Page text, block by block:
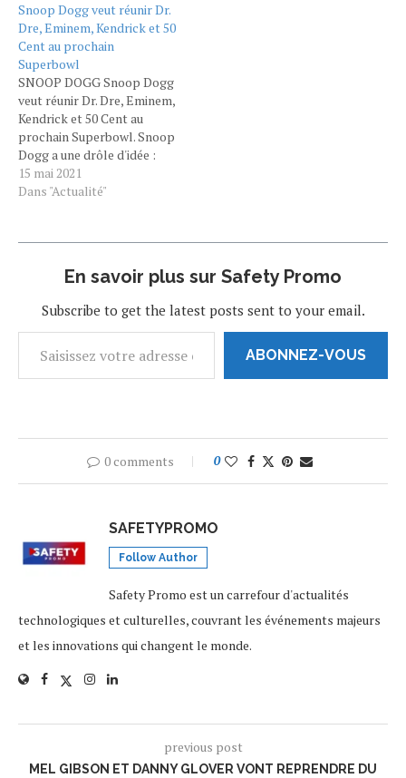
Snoop Dogg veut réunir Dr.
Dre, Eminem, Kendrick et 50
Cent au prochain
Superbowl
SNOOP DOGG Snoop Dogg
veut réunir Dr. Dre, Eminem,
Kendrick et 50 Cent au
prochain Superbowl. Snoop
Dogg a une drôle d'idée :
réunir Dr. Dre, Eminem,
Kendrick Lamar et 50 Cent
Superbowl. Tonton Snoop
l'histoire l'année…
15 mai 2021
Dans "Actualité"
En savoir plus sur Safety Promo
Subscribe to get the latest posts sent to your email.
ABONNEZ-VOUS
0 comments 0
SAFETYPROMO
Follow Author
Safety Promo est un carrefour d'actualités
technologiques et culturelles, couvrant les événements majeurs
et les innovations qui changent le monde.
previous post
MEL GIBSON ET DANNY GLOVER VONT REPRENDRE DU